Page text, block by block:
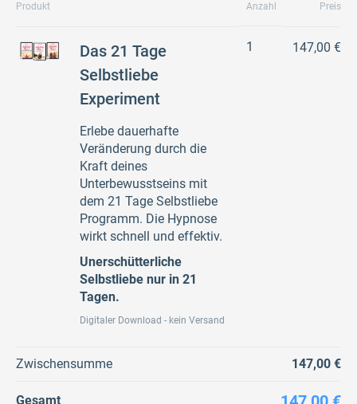
Produkt Anzahl Preis
Das 21 Tage
Selbstliebe
Experiment
Erlebe dauerhafte
Veränderung durch die
Kraft deines
Unterbewusstseins mit
dem 21 Tage Selbstliebe
Programm. Die Hypnose
wirkt schnell und effektiv.
Unerschütterliche
Selbstliebe nur in 21
Tagen.
Digitaler Download - kein Versand
1 147,00 €
Zwischensumme 147,00 €
Gesamt